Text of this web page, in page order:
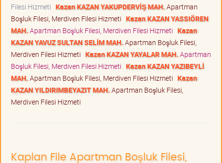
Filesi Hizmeti Kazan KAZAN YAKUPDERVİŞ MAH. Apartman
Boşluk Filesi, Merdiven Filesi Hizmeti Kazan KAZAN YASSIÖREN
MAH. Apartman Boşluk Filesi, Merdiven Filesi Hizmeti Kazan
KAZAN YAVUZ SULTAN SELİM MAH. Apartman Boşluk Filesi,
Merdiven Filesi Hizmeti Kazan KAZAN YAYALAR MAH. Apartman
Boşluk Filesi, Merdiven Filesi Hizmeti Kazan KAZAN YAZIBEYLİ
MAH. Apartman Boşluk Filesi, Merdiven Filesi Hizmeti Kazan
KAZAN YILDIRIMBEYAZIT MAH. Apartman Boşluk Filesi,
Merdiven Filesi Hizmeti
Kaplan File Apartman Boşluk Filesi,